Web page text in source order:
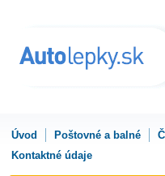
Úvod Poštovné a balné
Kontaktné údaje